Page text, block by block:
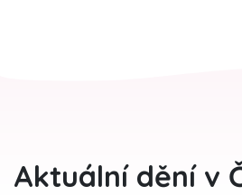
Aktuální dění v